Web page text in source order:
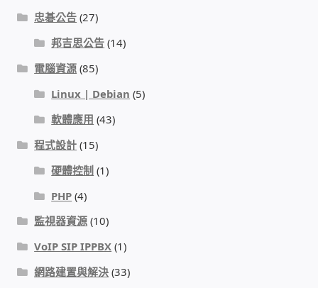
監視器安裝維修
監視器租賃方案
昇銳電子(HI SHARP)智慧科技
鎧鋒企業(KCA)智能監視系統
忠碁公告 (27)
邦吉思公告 (14)
電腦資源 (85)
Linux | Debian (5)
軟體應用 (43)
程式設計 (15)
硬體控制 (1)
PHP (4)
監視器資源 (10)
VoIP SIP IPPBX (1)
網路建置與解決 (33)